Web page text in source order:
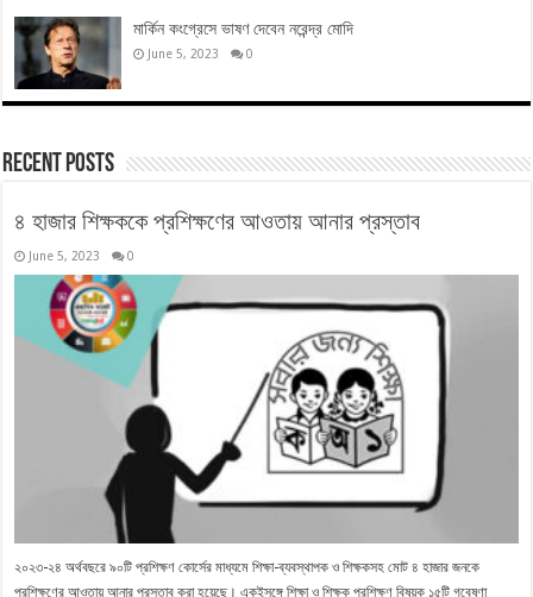
মার্কিন কংগ্রেসে ভাষণ দেবেন নরেন্দ্র মোদি
June 5, 2023 0
Recent Posts
৪ হাজার শিক্ষককে প্রশিক্ষণের আওতায় আনার প্রস্তাব
June 5, 2023 0
২০২৩-২৪ অর্থবছরে ৯০টি প্রশিক্ষণ কোর্সের মাধ্যমে শিক্ষা-ব্যবস্থাপক ও শিক্ষকসহ মোট ৪ হাজার জনকে
প্রশিক্ষণের আওতায় আনার প্রস্তাব করা হয়েছে। একইসঙ্গে শিক্ষা ও শিক্ষক প্রশিক্ষণ বিষয়ক ১৫টি গবেষণা